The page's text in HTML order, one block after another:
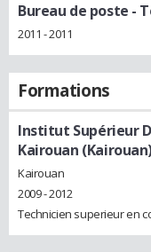
Bureau de poste -
2011 - 2011
Formations
Institut Supérieur
Kairouan
Kairouan
2009 - 2012
Technicien superieur en